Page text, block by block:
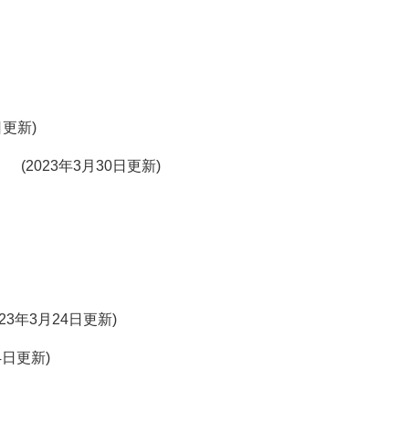
新
2023年3月30日更新
年3月24日更新
更新